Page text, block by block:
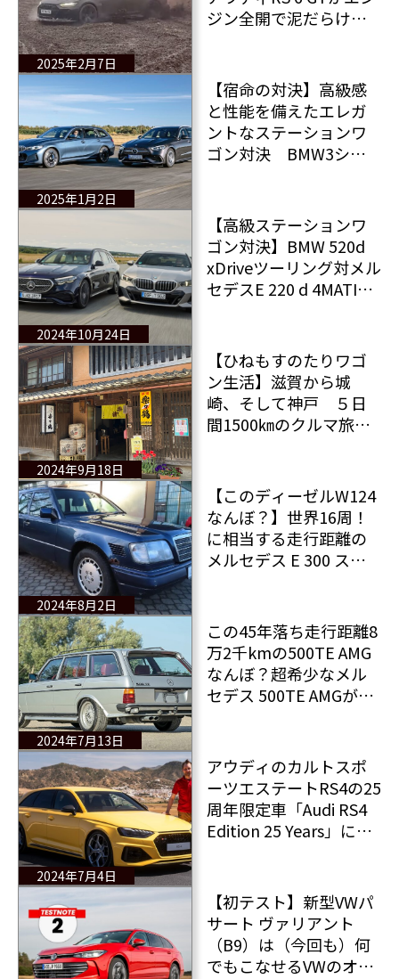
2025年2月7日
ジン全開で泥だらけの
ェック！
2025年1月2日
【宿命の対決】高級感
と性能を備えたエレガ
ントなステーションワ
ゴン対決 BMW3シリ
は？
2024年10月24日
【高級ステーションワ
ゴン対決】BMW 520d
xDriveツーリング対メル
セデスE 220 d 4MATIC
2024年9月18日
【ひねもすのたりワゴ
ン生活】滋賀から城
崎、そして神戸 ５日
間1500㎞のクルマ旅
2024年8月2日
【このディーゼルW124
なんぼ？】世界16周！
に相当する走行距離の
メルセデス E 300 ステ
2024年7月13日
この45年落ち走行距離8
万2千kmの500TE AMG
なんぼ？超希少なメル
セデス 500TE AMGがオ
2024年7月4日
アウディのカルトスポ
ーツエステートRS4の25
周年限定車「Audi RS4
Edition 25 Years」に初
【初テスト】新型VWパ
サート ヴァリアント
（B9）は（今回も）何
でもこなせるVWのオー